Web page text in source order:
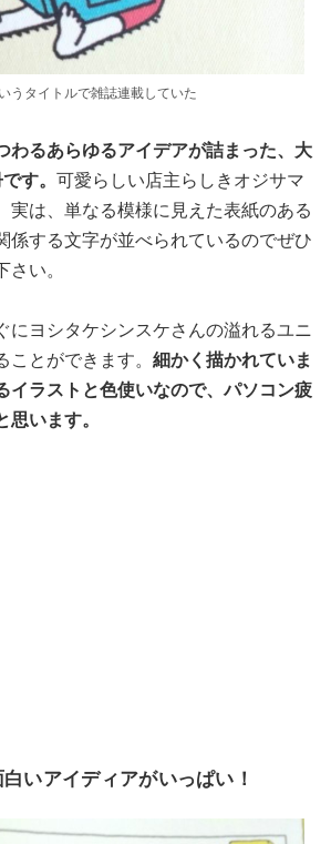
うタイトルで雑誌連載していた
わるあらゆるアイデアが詰まった、大
す。 可愛らしい店主らしきオジサマ
実は、単なる模様に見えた表紙のある
係する文字が並べられているのでぜひ
い。
にヨシタケシンスケさんの溢れるユニ
とができます。 細かく描かれていま
イラストと色使いなので、パソコン疲
います。
いアイディアがいっぱい！